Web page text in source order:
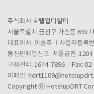
주식회사 호텔업디알티
서울특별시 금천구 가산동 691
대표이사: 이송주
사업자등록
통신판매업신고: 서울금천-1204
고객센터: 1644-7896
Fax:
이메일:
Copyright ⓒ HotelupDRT